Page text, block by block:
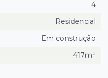
4
Residencial
Em construção
417m²